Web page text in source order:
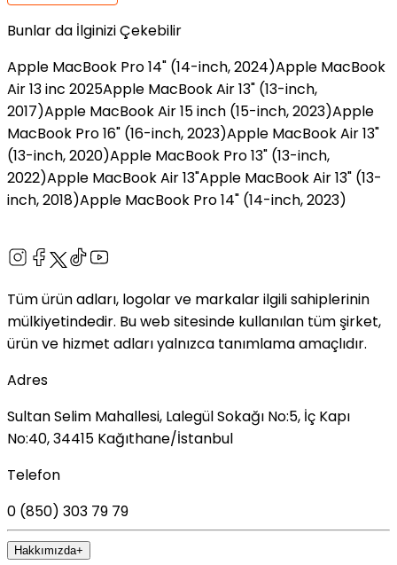
Bunlar da İlginizi Çekebilir
Apple MacBook Pro 14" (14-inch, 2024)Apple MacBook
Air 13 inc 2025Apple MacBook Air 13" (13-inch,
2017)Apple MacBook Air 15 inch (15-inch, 2023)Apple
MacBook Pro 16" (16-inch, 2023)Apple MacBook Air 13"
(13-inch, 2020)Apple MacBook Pro 13" (13-inch,
2022)Apple MacBook Air 13"Apple MacBook Air 13" (13-
inch, 2018)Apple MacBook Pro 14" (14-inch, 2023)
Tüm ürün adları, logolar ve markalar ilgili sahiplerinin
mülkiyetindedir. Bu web sitesinde kullanılan tüm şirket,
ürün ve hizmet adları yalnızca tanımlama amaçlıdır.
Adres
Sultan Selim Mahallesi, Lalegül Sokağı No:5, İç Kapı
No:40, 34415 Kağıthane/İstanbul
Telefon
0 (850) 303 79 79
Hakkımızda+